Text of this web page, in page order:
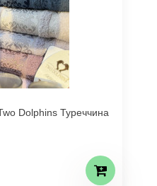
Dolphins Туреччина